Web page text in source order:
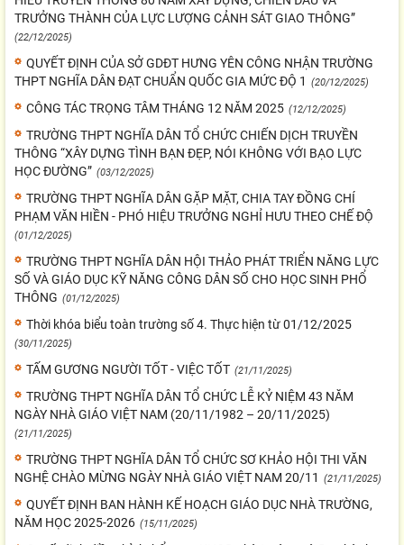
TRƯỞNG THÀNH CỦA LỰC LƯỢNG CẢNH SÁT GIAO THÔNG”
(22/12/2025)
QUYẾT ĐỊNH CỦA SỞ GDĐT HƯNG YÊN CÔNG NHẬN TRƯỜNG
THPT NGHĨA DÂN ĐẠT CHUẨN QUỐC GIA MỨC ĐỘ 1
(20/12/2025)
CÔNG TÁC TRỌNG TÂM THÁNG 12 NĂM 2025 (12/12/2025)
TRƯỜNG THPT NGHĨA DÂN TỔ CHỨC CHIẾN DỊCH TRUYỀN
THÔNG “XÂY DỰNG TÌNH BẠN ĐẸP, NÓI KHÔNG VỚI BẠO LỰC
HỌC ĐƯỜNG” (03/12/2025)
TRƯỜNG THPT NGHĨA DÂN GẶP MẶT, CHIA TAY ĐỒNG CHÍ
PHẠM VĂN HIỀN - PHÓ HIỆU TRƯỞNG NGHỈ HƯU THEO CHẾ ĐỘ
(01/12/2025)
TRƯỜNG THPT NGHĨA DÂN HỘI THẢO PHÁT TRIỂN NĂNG LỰC
SỐ VÀ GIÁO DỤC KỸ NĂNG CÔNG DÂN SỐ CHO HỌC SINH PHỔ
THÔNG (01/12/2025)
Thời khóa biểu toàn trường số 4. Thực hiện từ 01/12/2025
(30/11/2025)
TẤM GƯƠNG NGƯỜI TỐT - VIỆC TỐT (21/11/2025)
TRƯỜNG THPT NGHĨA DÂN TỔ CHỨC LỄ KỶ NIỆM 43 NĂM
NGÀY NHÀ GIÁO VIỆT NAM (20/11/1982 – 20/11/2025)
(21/11/2025)
TRƯỜNG THPT NGHĨA DÂN TỔ CHỨC SƠ KHẢO HỘI THI VĂN
NGHỆ CHÀO MỪNG NGÀY NHÀ GIÁO VIỆT NAM 20/11
(21/11/2025)
QUYẾT ĐỊNH BAN HÀNH KẾ HOẠCH GIÁO DỤC NHÀ TRƯỜNG,
NĂM HỌC 2025-2026 (15/11/2025)